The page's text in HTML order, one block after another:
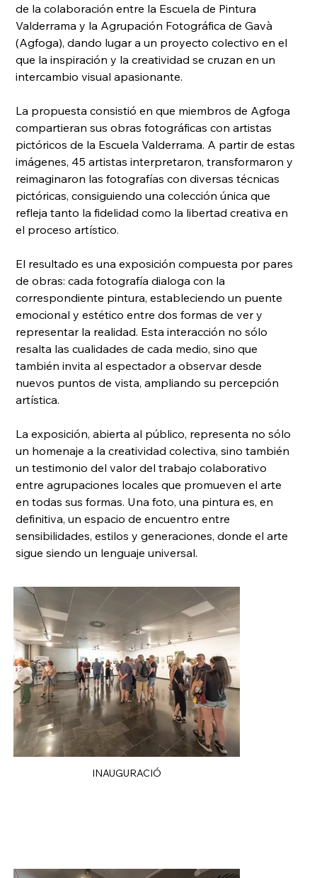
de la colaboración entre la Escuela de Pintura
Valderrama y la Agrupación Fotográfica de Gavà
(Agfoga), dando lugar a un proyecto colectivo en el
que la inspiración y la creatividad se cruzan en un
intercambio visual apasionante.
La propuesta consistió en que miembros de Agfoga
compartieran sus obras fotográficas con artistas
pictóricos de la Escuela Valderrama. A partir de estas
imágenes, 45 artistas interpretaron, transformaron y
reimaginaron las fotografías con diversas técnicas
pictóricas, consiguiendo una colección única que
refleja tanto la fidelidad como la libertad creativa en
el proceso artístico.
El resultado es una exposición compuesta por pares
de obras: cada fotografía dialoga con la
correspondiente pintura, estableciendo un puente
emocional y estético entre dos formas de ver y
representar la realidad. Esta interacción no sólo
resalta las cualidades de cada medio, sino que
también invita al espectador a observar desde
nuevos puntos de vista, ampliando su percepción
artística.
La exposición, abierta al público, representa no sólo
un homenaje a la creatividad colectiva, sino también
un testimonio del valor del trabajo colaborativo
entre agrupaciones locales que promueven el arte
en todas sus formas. Una foto, una pintura es, en
definitiva, un espacio de encuentro entre
sensibilidades, estilos y generaciones, donde el arte
sigue siendo un lenguaje universal.
INAUGURACIÓ